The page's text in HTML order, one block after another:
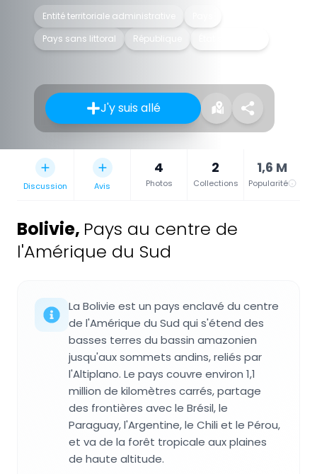
Entité territoriale administrative
Pays sans littoral
République
J'y suis allé
Discussion Avis
4
Photos
2
Collections
1,6 M
Popularité
Bolivie, Pays au centre de
l'Amérique du Sud
La Bolivie est un pays enclavé du centre
de l'Amérique du Sud qui s'étend des
basses terres du bassin amazonien
jusqu'aux sommets andins, reliés par
l'Altiplano. Le pays couvre environ 1,1
million de kilomètres carrés, partage
des frontières avec le Brésil, le
Paraguay, l'Argentine, le Chili et le Pérou,
et va de la forêt tropicale aux plaines
de haute altitude.